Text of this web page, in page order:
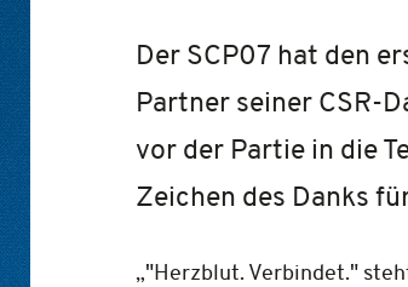
Der SCP07 hat den
Partner seiner CSR-
vor der Partie in die
Zeichen des Danks
„"Herzblut. Verbindet."